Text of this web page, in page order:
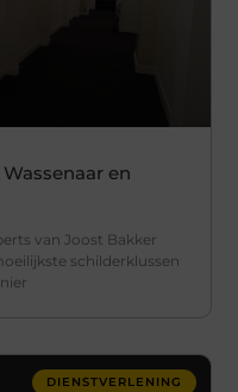
en
van Joost Bakker
schilderklussen
DIENSTVERLENING